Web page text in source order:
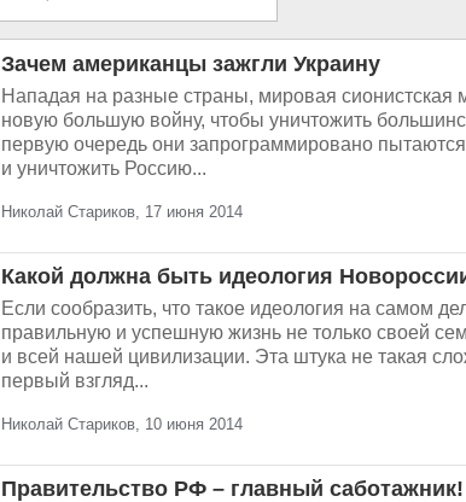
Зачем американцы зажгли Украину
Нападая на разные страны, мировая сионистская
новую большую войну, чтобы уничтожить
первую очередь они запрограммировано
и уничтожить Россию...
Николай Стариков, 17 июня 2014
Какой должна быть идеология
Если сообразить, что такое идеология на самом
правильную и успешную жизнь не только своей
и всей нашей цивилизации. Эта штука не такая
первый взгляд...
Николай Стариков, 10 июня 2014
Правительство РФ – главный саботажник!